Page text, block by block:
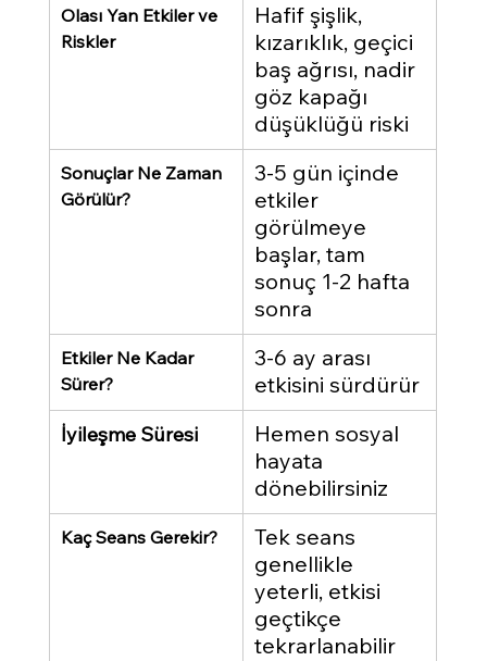
Olası Yan Etkiler ve
Riskler
Hafif şişlik,
kızarıklık, geçici
baş ağrısı, nadir
göz kapağı
düşüklüğü riski
Sonuçlar Ne Zaman
Görülür?
3-5 gün içinde
etkiler
görülmeye
başlar, tam
sonuç 1-2 hafta
sonra
Etkiler Ne Kadar
Sürer?
3-6 ay arası
etkisini sürdürür
İyileşme Süresi
Hemen sosyal
hayata
dönebilirsiniz
Kaç Seans Gerekir?
Tek seans
genellikle
yeterli, etkisi
geçtikçe
tekrarlanabilir